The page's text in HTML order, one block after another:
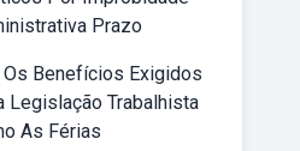
Prazo
Os Benefícios Exigidos
Legislação Trabalhista
As Férias